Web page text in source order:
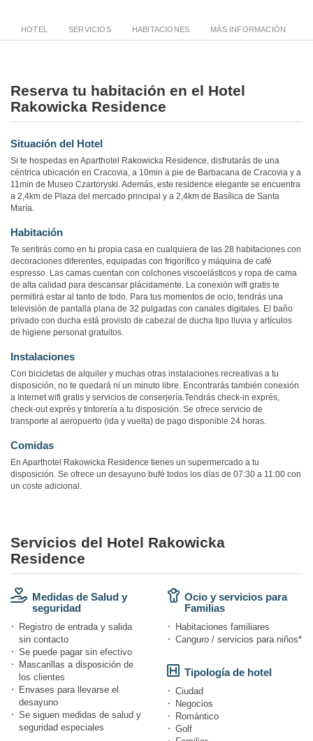
HOTEL SERVICIOS HABITACIONES MÁS INFORMACIÓN
Reserva tu habitación en el Hotel
Rakowicka Residence
Situación del Hotel
Si te hospedas en Aparthotel Rakowicka Residence, disfrutarás de una
céntrica ubicación en Cracovia, a 10min a pie de Barbacana de Cracovia y a
11min de Museo Czartoryski. Además, este residence elegante se encuentra
a 2,4km de Plaza del mercado principal y a 2,4km de Basílica de Santa
María.
Habitación
Te sentirás como en tu propia casa en cualquiera de las 28 habitaciones con
decoraciones diferentes, equipadas con frigorífico y máquina de café
espresso. Las camas cuentan con colchones viscoelásticos y ropa de cama
de alta calidad para descansar plácidamente. La conexión wifi gratis te
permitirá estar al tanto de todo. Para tus momentos de ocio, tendrás una
televisión de pantalla plana de 32 pulgadas con canales digitales. El baño
privado con ducha está provisto de cabezal de ducha tipo lluvia y artículos
de higiene personal gratuitos.
Instalaciones
Con bicicletas de alquiler y muchas otras instalaciones recreativas a tu
disposición, no te quedará ni un minuto libre. Encontrarás también conexión
a Internet wifi gratis y servicios de conserjería.Tendrás check-in exprés,
check-out exprés y tintorería a tu disposición. Se ofrece servicio de
transporte al aeropuerto (ida y vuelta) de pago disponible 24 horas.
Comidas
En Aparthotel Rakowicka Residence tienes un supermercado a tu
disposición. Se ofrece un desayuno bufé todos los días de 07:30 a 11:00 con
un coste adicional.
Servicios del Hotel Rakowicka
Residence
Medidas de Salud y
seguridad
Registro de entrada y salida
sin contacto
Se puede pagar sin efectivo
Mascarillas a disposición de
los clientes
Envases para llevarse el
desayuno
Se siguen medidas de salud y
seguridad especiales
Ocio y servicios para
Familias
Habitaciones familiares
Canguro / servicios para niños*
Tipología de hotel
Ciudad
Negocios
Romántico
Golf